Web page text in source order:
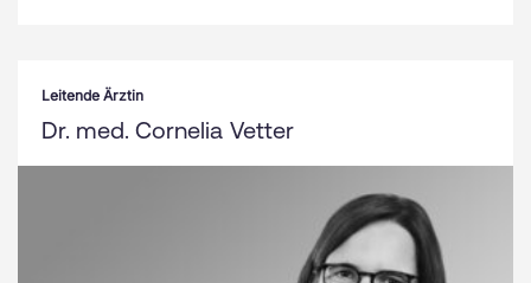
Leitende Ärztin
Dr. med. Cornelia Vetter